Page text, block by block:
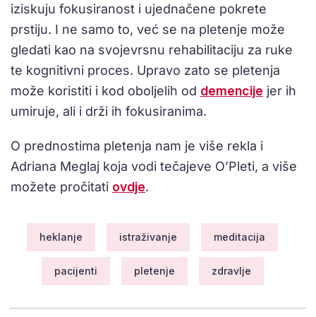
iziskuju fokusiranost i ujednačene pokrete
prstiju. I ne samo to, već se na pletenje može
gledati kao na svojevrsnu rehabilitaciju za ruke
te kognitivni proces. Upravo zato se pletenja
može koristiti i kod oboljelih od demencije jer ih
umiruje, ali i drži ih fokusiranima.
O prednostima pletenja nam je više rekla i
Adriana Meglaj koja vodi tečajeve O’Pleti, a više
možete pročitati ovdje.
heklanje istraživanje meditacija
pacijenti pletenje zdravlje